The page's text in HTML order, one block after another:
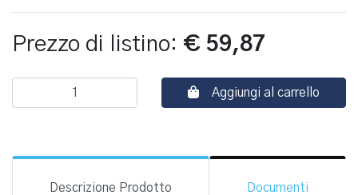
Prezzo di listino: € 59,87
Aggiungi al carrello
Descrizione Prodotto Documenti